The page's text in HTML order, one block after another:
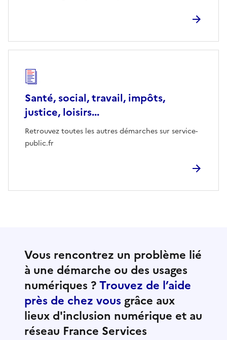
Santé, social, travail, impôts,
justice, loisirs...
Retrouvez toutes les autres démarches sur service-
public.fr
Vous rencontrez un problème lié
à une démarche ou des usages
numériques ?Trouvez de l’aide
près de chez vous grâce aux
lieux d'inclusion numérique et au
réseau France Services